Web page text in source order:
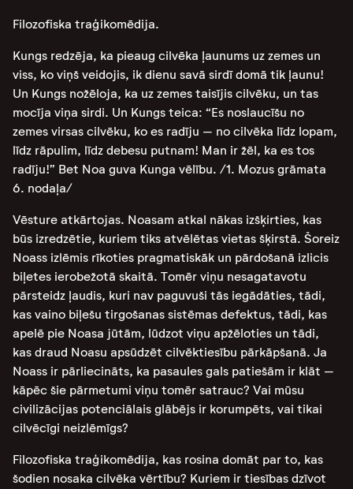
Filozofiska traģikomēdija.
Kungs redzēja, ka pieaug cilvēka ļaunums uz zemes un
viss, ko viņš veidojis, ik dienu savā sirdī domā tik ļaunu!
Un Kungs nožēloja, ka uz zemes taisījis cilvēku, un tas
mocīja viņa sirdi. Un Kungs teica: “Es noslaucīšu no
zemes virsas cilvēku, ko es radīju – no cilvēka līdz lopam,
līdz rāpulim, līdz debesu putnam! Man ir žēl, ka es tos
radīju!” Bet Noa guva Kunga vēlību. /1. Mozus grāmata
6. nodaļa/
Vēsture atkārtojas. Noasam atkal nākas izšķirties, kas
būs izredzētie, kuriem tiks atvēlētas vietas šķirstā. Šoreiz
Noass izlēmis rīkoties pragmatiskāk un pārdošanā izlicis
biļetes ierobežotā skaitā. Tomēr viņu nesagatavotu
pārsteidz ļaudis, kuri nav paguvuši tās iegādāties, tādi,
kas vaino biļešu tirgošanas sistēmas defektus, tādi, kas
apelē pie Noasa jūtām, lūdzot viņu apžēloties un tādi,
kas draud Noasu apsūdzēt cilvēktiesību pārkāpšanā. Ja
Noass ir pārliecināts, ka pasaules gals patiešām ir klāt –
kāpēc šie pārmetumi viņu tomēr satrauc? Vai mūsu
civilizācijas potenciālais glābējs ir korumpēts, vai tikai
cilvēcīgi neizlēmīgs?
Filozofiska traģikomēdija, kas rosina domāt par to, kas
šodien nosaka cilvēka vērtību? Kuriem ir tiesības dzīvot